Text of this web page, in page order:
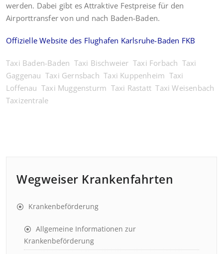
werden. Dabei gibt es Attraktive Festpreise für den
Airporttransfer von und nach Baden-Baden.
Offizielle Website des Flughafen Karlsruhe-Baden FKB
Taxi Baden-Baden Taxi Bischweier Taxi Forbach Taxi
Gaggenau Taxi Gernsbach Taxi Kuppenheim Taxi
Loffenau Taxi Muggensturm Taxi Rastatt Taxi Weisenbach
Taxizentrale
Wegweiser Krankenfahrten
Krankenbeförderung
Allgemeine Informationen zur
Krankenbeförderung